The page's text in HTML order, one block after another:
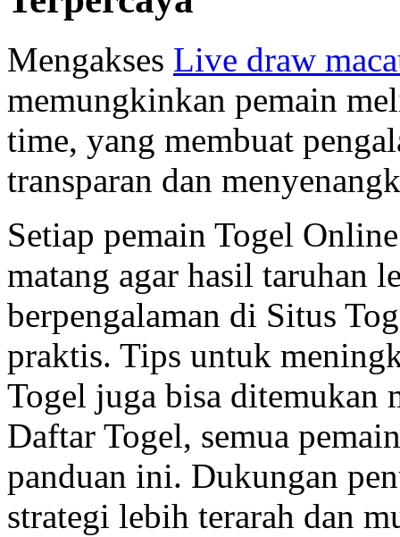
Mengakses Live draw
memungkinkan pemain
time, yang membuat
transparan dan
Setiap pemain Togel
matang agar hasil taruhan
berpengalaman di Situs
praktis. Tips untuk
Togel juga bisa ditemukan
Daftar Togel, semua
panduan ini. Dukungan
strategi lebih terarah dan